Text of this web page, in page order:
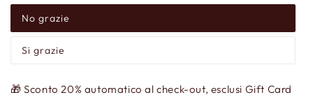
No grazie
Si grazie
🎁 Sconto 20% automatico al check-out, esclusi Gift Card